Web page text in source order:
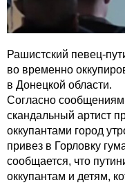
Рашистский певец-
во временно
в Донецкой области.
Согласно сообщениям
скандальный артист
оккупантами город
привез в Горловку
сообщается, что
оккупантам и детям,